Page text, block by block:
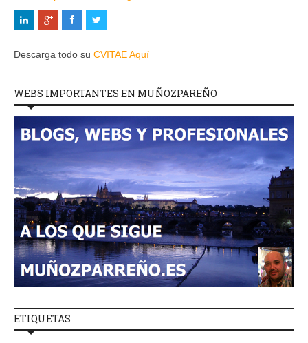
Descarga todo su CVITAE Aquí
WEBS IMPORTANTES EN MUÑOZPAREÑO
ETIQUETAS